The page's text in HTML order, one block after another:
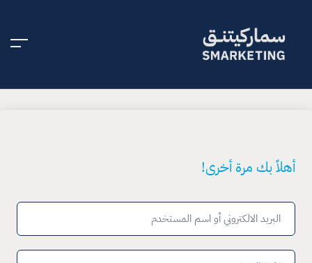
أهلاً بك مرة أخرى!